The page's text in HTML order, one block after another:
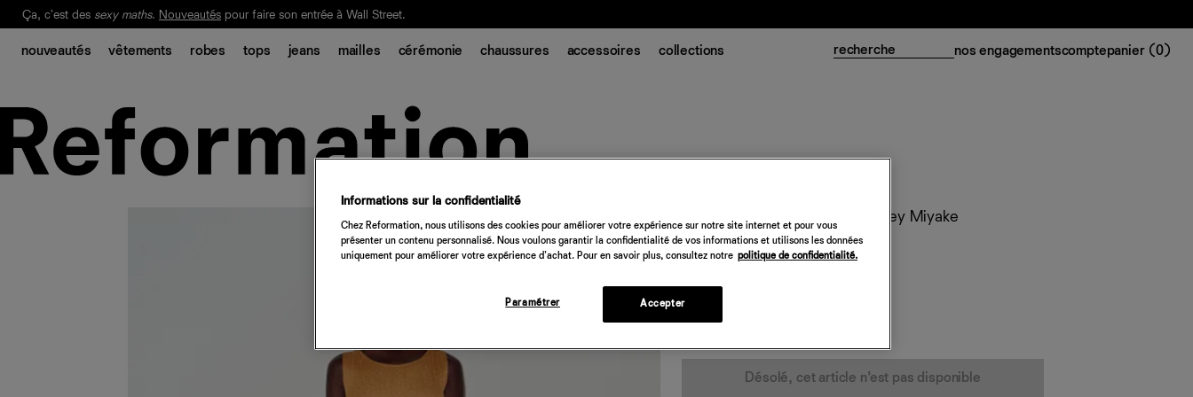
Notre Bilan Responsable 2025 est ici. Lisez-le
Ça, c'est des sexy maths. Nouveautés pour faire son entrée à Wall Street.
nouveautés vêtements robes tops jeans mailles cérémonie chaussures accessoires collections nos engagementscomptepanier (0)
Robe vintage Pleats Please Issey Miyake
548 €
orange
Désolé, cet article n’est pas disponible
Informations sur la confidentialité
Chez Reformation, nous utilisons des cookies pour améliorer votre expérience sur notre site internet et pour vous
présenter un contenu personnalisé. Nous voulons garantir la confidentialité de vos informations et utilisons les données
uniquement pour améliorer votre expérience d'achat. Pour en savoir plus, consultez notre politique de confidentialité.
Paramétrer Accepter